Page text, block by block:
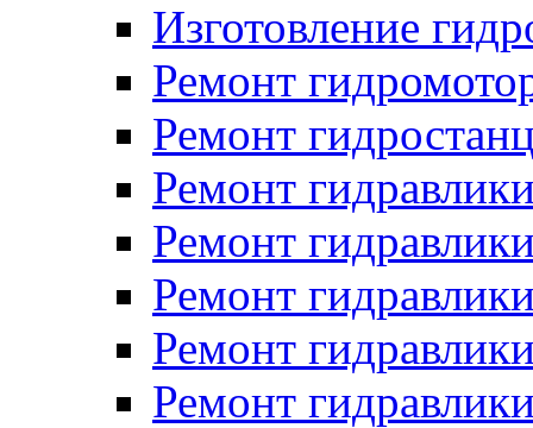
Изготовление
Ремонт
Ремонт
Ремонт
Ремонт
Ремонт
Ремонт
Ремонт